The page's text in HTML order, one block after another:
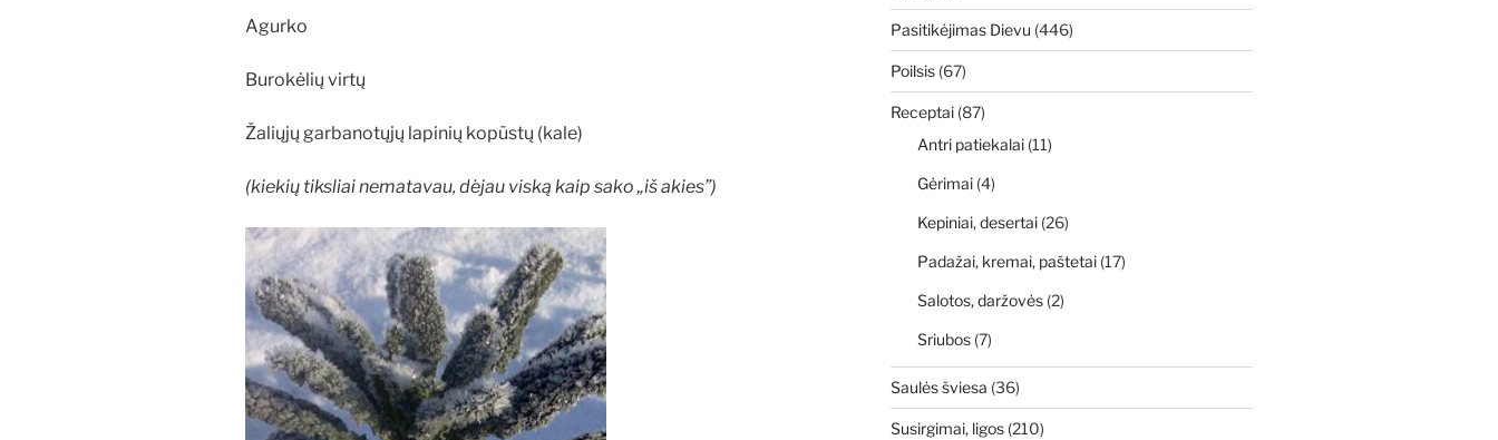
Agurko
Burokėlių virtų
Žaliųjų garbanotųjų lapinių kopūstų (kale)
(kiekių tiksliai nematavau, dėjau viską kaip sako „iš akies”)
Pasitikėjimas Dievu (446)
Poilsis(67)
Receptai(87)
Antri patiekalai(11)
Gėrimai(4)
Kepiniai, desertai(26)
Padažai, kremai, paštetai(17)
Salotos, daržovės(2)
Sriubos(7)
Saulės šviesa (36)
Susirgimai, ligos(210)